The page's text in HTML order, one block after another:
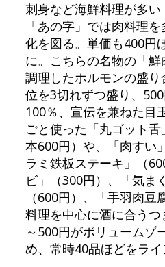
刺身など海鮮料理が多い
「あの字」では肉料理
化を図る。単価も400円
に。こちらの名物の「
調理したホルモンの盛
位を3切れずつ盛り、
100％、宣伝を兼ねた目
ごと使った「丸ゴット
本600円）や、「肉すい
ラミ鉄板ステーキ」（
ビ」（300円）、「気ま
（600円）、「手羽肉
料理を中心に酒に合う
～500円がボリュームゾ
め、常時40品ほどをライ